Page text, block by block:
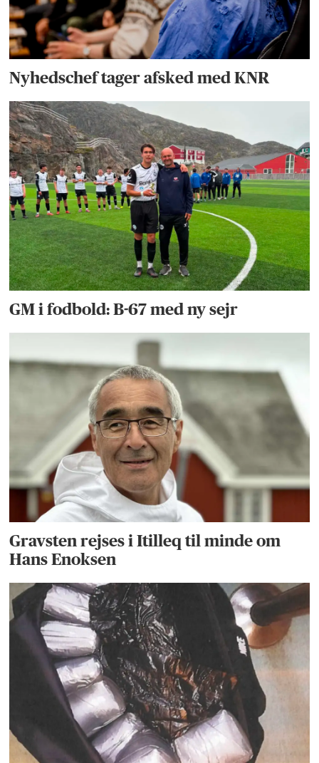
Nyhedschef tager afsked med KNR
GM i fodbold: B-67 med ny sejr
Gravsten rejses i Itilleq til minde om
Hans Enoksen